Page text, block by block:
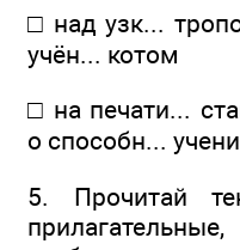
□ над узк...
учён... котом
□ на печати...
о способн...
5. Прочитай